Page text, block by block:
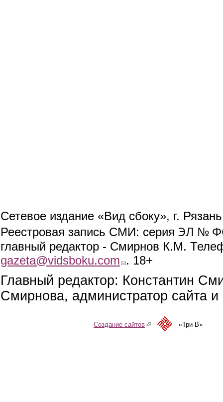
Сетевое издание «Вид сбоку», г.
Реестровая запись СМИ: серия ЭЛ №
главный редактор - Смирнов К.М.
gazeta@vidsboku.com (link sends e-mail)
. 18+
Главный редактор: Константин
Смирнова, администратор сайта
Создание сайтов(link is external)«Три-В»